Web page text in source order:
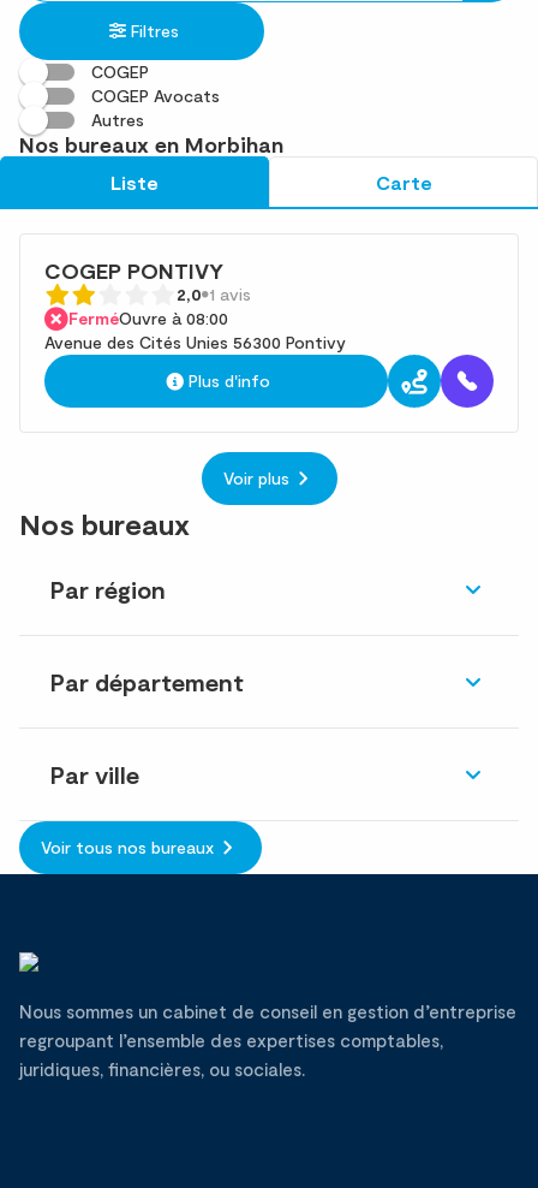
établissement
une
adresse
trouvé(s)
Filtres
COGEP
COGEP Avocats
Autres
Nos bureaux en Morbihan
Liste Carte
COGEP PONTIVY
2,0 1 avis
FerméOuvre à 08:00
Avenue des Cités Unies 56300 Pontivy
Plus d'info
Voir plus
Nos bureaux
Par région
Par département
Par ville
Voir tous nos bureaux
Nous sommes un cabinet de conseil en gestion d’entreprise
regroupant l’ensemble des expertises comptables,
juridiques, financières, ou sociales.